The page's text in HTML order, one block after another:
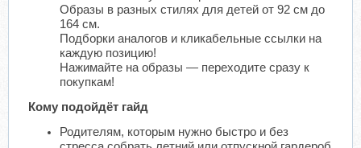
Образы в разных стилях для детей от 92 см до
164 см.
Подборки аналогов и кликабельные ссылки на
каждую позицию!
Нажимайте на образы — переходите сразу к
покупкам!
Кому подойдёт гайд
Родителям, которым нужно быстро и без